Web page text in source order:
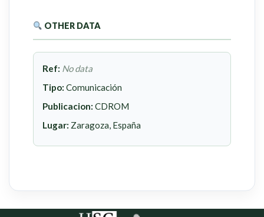
OTHER DATA
Ref: No data
Tipo: Comunicación
Publicacion: CDROM
Lugar: Zaragoza, España